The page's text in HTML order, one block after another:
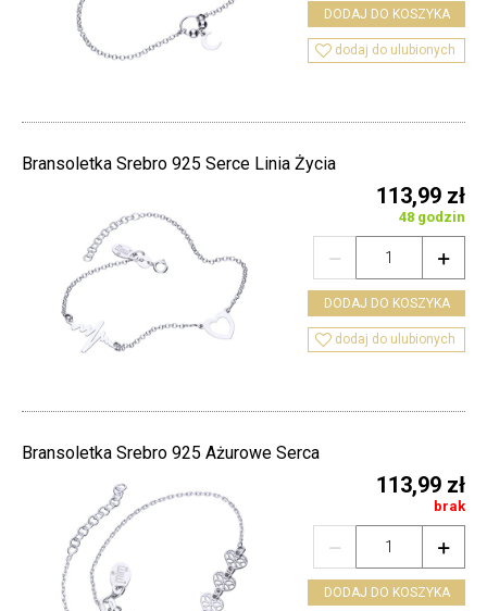
DODAJ DO KOSZYKA
 dodaj do ulubionych
Bransoletka Srebro 925 Serce Linia Życia
113,99 zł
48 godzin


DODAJ DO KOSZYKA
 dodaj do ulubionych
Bransoletka Srebro 925 Ażurowe Serca
113,99 zł
brak


DODAJ DO KOSZYKA